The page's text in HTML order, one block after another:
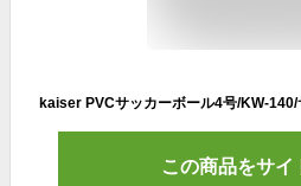
kaiser PVCサッカーボール4号/KW-
この商品をサイ